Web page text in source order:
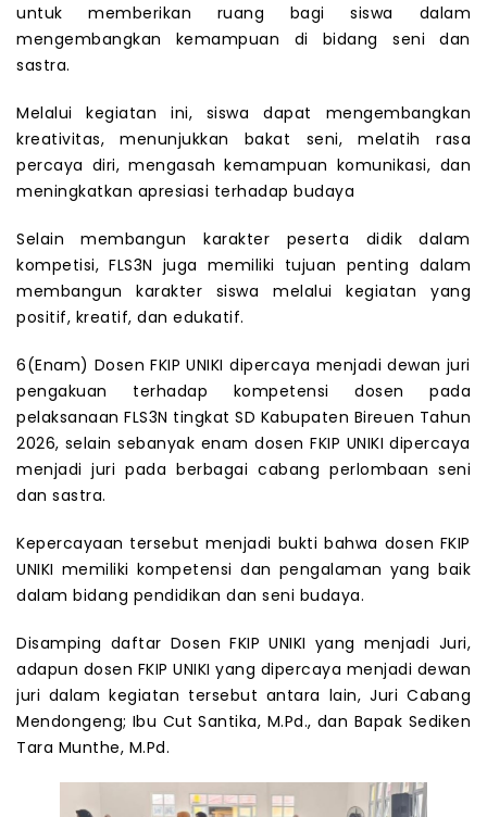
untuk memberikan ruang bagi siswa dalam
mengembangkan kemampuan di bidang seni dan
sastra.
Melalui kegiatan ini, siswa dapat mengembangkan
kreativitas, menunjukkan bakat seni, melatih rasa
percaya diri, mengasah kemampuan komunikasi, dan
meningkatkan apresiasi terhadap budaya
Selain membangun karakter peserta didik dalam
kompetisi, FLS3N juga memiliki tujuan penting dalam
membangun karakter siswa melalui kegiatan yang
positif, kreatif, dan edukatif.
6(Enam) Dosen FKIP UNIKI dipercaya menjadi dewan juri
pengakuan terhadap kompetensi dosen pada
pelaksanaan FLS3N tingkat SD Kabupaten Bireuen Tahun
2026, selain sebanyak enam dosen FKIP UNIKI dipercaya
menjadi juri pada berbagai cabang perlombaan seni
dan sastra.
Kepercayaan tersebut menjadi bukti bahwa dosen FKIP
UNIKI memiliki kompetensi dan pengalaman yang baik
dalam bidang pendidikan dan seni budaya.
Disamping daftar Dosen FKIP UNIKI yang menjadi Juri,
adapun dosen FKIP UNIKI yang dipercaya menjadi dewan
juri dalam kegiatan tersebut antara lain, Juri Cabang
Mendongeng; Ibu Cut Santika, M.Pd., dan Bapak Sediken
Tara Munthe, M.Pd.